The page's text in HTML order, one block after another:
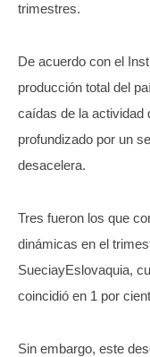
trimestres.
De acuerdo con el
producción total del
caídas de la actividad
profundizado por un
desacelera.
Tres fueron los que
dinámicas en el
SueciayEslovaquia,
coincidió en 1 por
Sin embargo, este